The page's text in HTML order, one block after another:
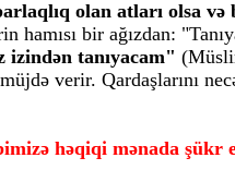
olan atları olsa
hamısı bir ağızdan:
izindən tanıyacam"
verir. Qardaşlarını
həqiqi mənada